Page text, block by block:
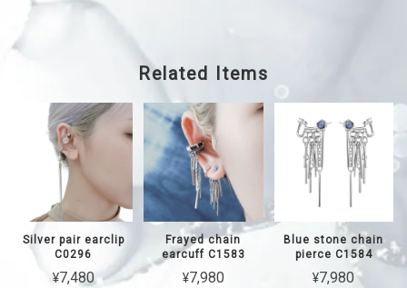
Related Items
Silver pair earclip
C0296
¥7,480
Frayed chain
earcuff C1583
¥7,980
Blue stone chain
pierce C1584
¥7,980